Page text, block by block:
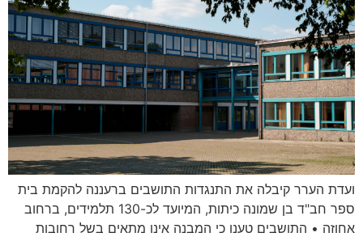
ועדת הערר קיבלה את התנגדות התושבים ברעננה להקמת בית
ספר חב"ד בן שמונה כיתות, המיועד לכ-130 תלמידים, ברחוב
אחוזה • התושבים טענו כי המבנה אינו מתאים בשל רחובות